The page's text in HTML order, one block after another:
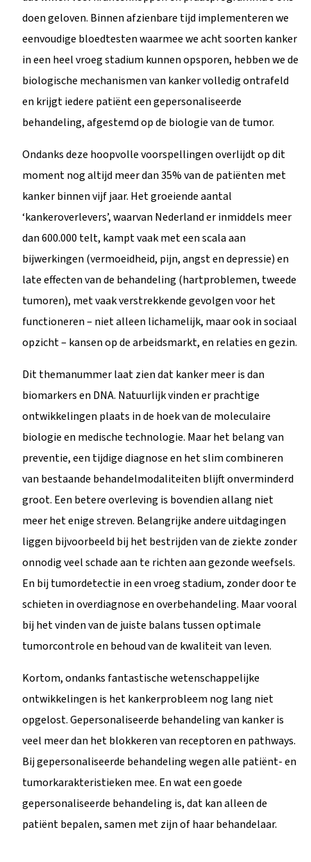
doen geloven. Binnen afzienbare tijd implementeren we
eenvoudige bloedtesten waarmee we acht soorten kanker
in een heel vroeg stadium kunnen opsporen, hebben we de
biologische mechanismen van kanker volledig ontrafeld
en krijgt iedere patiënt een gepersonaliseerde
behandeling, afgestemd op de biologie van de tumor.
Ondanks deze hoopvolle voorspellingen overlijdt op dit
moment nog altijd meer dan 35% van de patiënten met
kanker binnen vijf jaar. Het groeiende aantal
‘kankeroverlevers’, waarvan Nederland er inmiddels meer
dan 600.000 telt, kampt vaak met een scala aan
bijwerkingen (vermoeidheid, pijn, angst en depressie) en
late effecten van de behandeling (hartproblemen, tweede
tumoren), met vaak verstrekkende gevolgen voor het
functioneren – niet alleen lichamelijk, maar ook in sociaal
opzicht – kansen op de arbeidsmarkt, en relaties en gezin.
Dit themanummer laat zien dat kanker meer is dan
biomarkers en DNA. Natuurlijk vinden er prachtige
ontwikkelingen plaats in de hoek van de moleculaire
biologie en medische technologie. Maar het belang van
preventie, een tijdige diagnose en het slim combineren
van bestaande behandelmodaliteiten blijft onverminderd
groot. Een betere overleving is bovendien allang niet
meer het enige streven. Belangrijke andere uitdagingen
liggen bijvoorbeeld bij het bestrijden van de ziekte zonder
onnodig veel schade aan te richten aan gezonde weefsels.
En bij tumordetectie in een vroeg stadium, zonder door te
schieten in overdiagnose en overbehandeling. Maar vooral
bij het vinden van de juiste balans tussen optimale
tumorcontrole en behoud van de kwaliteit van leven.
Kortom, ondanks fantastische wetenschappelijke
ontwikkelingen is het kankerprobleem nog lang niet
opgelost. Gepersonaliseerde behandeling van kanker is
veel meer dan het blokkeren van receptoren en pathways.
Bij gepersonaliseerde behandeling wegen alle patiënt- en
tumorkarakteristieken mee. En wat een goede
gepersonaliseerde behandeling is, dat kan alleen de
patiënt bepalen, samen met zijn of haar behandelaar.